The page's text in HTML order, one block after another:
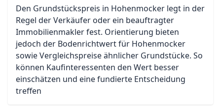
Den Grundstückspreis in Hohenmocker legt in der
Regel der Verkäufer oder ein beauftragter
Immobilienmakler fest. Orientierung bieten
jedoch der Bodenrichtwert für Hohenmocker
sowie Vergleichspreise ähnlicher Grundstücke. So
können Kaufinteressenten den Wert besser
einschätzen und eine fundierte Entscheidung
treffen